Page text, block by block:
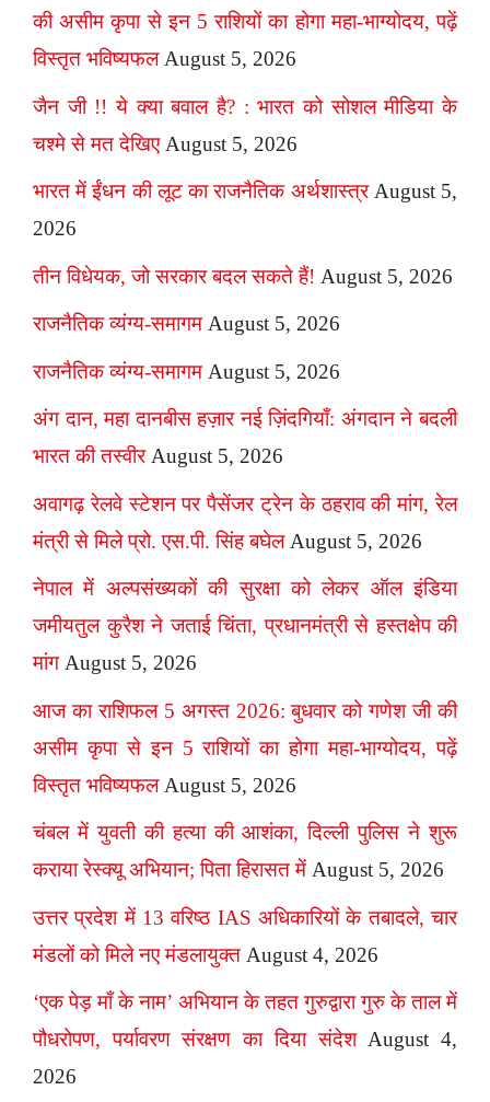
की असीम कृपा से इन 5 राशियों का होगा महा-भाग्योदय, पढ़ें
विस्तृत भविष्यफल August 5, 2026
जैन जी !! ये क्या बवाल है? : भारत को सोशल मीडिया के
चश्मे से मत देखिए August 5, 2026
भारत में ईंधन की लूट का राजनैतिक अर्थशास्त्र August 5,
2026
तीन विधेयक, जो सरकार बदल सकते हैं! August 5, 2026
राजनैतिक व्यंग्य-समागम August 5, 2026
राजनैतिक व्यंग्य-समागम August 5, 2026
अंग दान, महा दानबीस हज़ार नई ज़िंदगियाँ: अंगदान ने बदली
भारत की तस्वीर August 5, 2026
अवागढ़ रेलवे स्टेशन पर पैसेंजर ट्रेन के ठहराव की मांग, रेल
मंत्री से मिले प्रो. एस.पी. सिंह बघेल August 5, 2026
नेपाल में अल्पसंख्यकों की सुरक्षा को लेकर ऑल इंडिया
जमीयतुल कुरैश ने जताई चिंता, प्रधानमंत्री से हस्तक्षेप की
मांग August 5, 2026
आज का राशिफल 5 अगस्त 2026: बुधवार को गणेश जी की
असीम कृपा से इन 5 राशियों का होगा महा-भाग्योदय, पढ़ें
विस्तृत भविष्यफल August 5, 2026
चंबल में युवती की हत्या की आशंका, दिल्ली पुलिस ने शुरू
कराया रेस्क्यू अभियान; पिता हिरासत में August 5, 2026
उत्तर प्रदेश में 13 वरिष्ठ IAS अधिकारियों के तबादले, चार
मंडलों को मिले नए मंडलायुक्त August 4, 2026
‘एक पेड़ माँ के नाम’ अभियान के तहत गुरुद्वारा गुरु के ताल में
पौधरोपण, पर्यावरण संरक्षण का दिया संदेश August 4,
2026